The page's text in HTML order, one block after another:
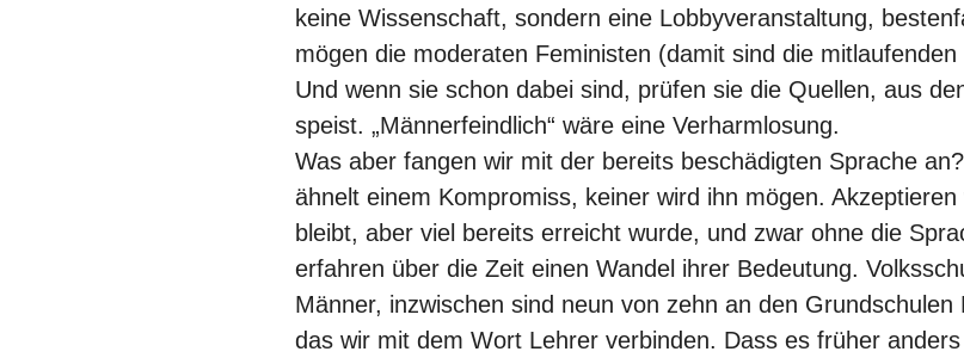
keine Wissenschaft, sondern eine Lobbyveranstaltung,
mögen die moderaten Feministen (damit sind die
Und wenn sie schon dabei sind, prüfen sie die Quellen, aus
speist. „Männerfeindlich“ wäre eine Verharmlosung.
Was aber fangen wir mit der bereits beschädigten Sprache
ähnelt einem Kompromiss, keiner wird ihn mögen.
bleibt, aber viel bereits erreicht wurde, und zwar ohne die
erfahren über die Zeit einen Wandel ihrer Bedeutung.
Männer, inzwischen sind neun von zehn an den
das wir mit dem Wort Lehrer verbinden. Dass es früher